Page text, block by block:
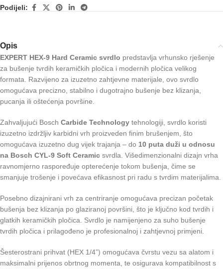
Podijeli:
Opis
EXPERT HEX-9 Hard Ceramic svrdlo predstavlja vrhunsko rješenje
za bušenje tvrdih keramičkih pločica i modernih pločica velikog
formata. Razvijeno za izuzetno zahtjevne materijale, ovo svrdlo
omogućava precizno, stabilno i dugotrajno bušenje bez klizanja,
pucanja ili oštećenja površine.
Zahvaljujući Bosch Carbide Technology tehnologiji, svrdlo koristi
izuzetno izdržljiv karbidni vrh proizveden finim brušenjem, što
omogućava izuzetno dug vijek trajanja – do 10 puta duži u odnosu
na Bosch CYL-9 Soft Ceramic svrdla. Višedimenzionalni dizajn vrha
ravnomjerno raspoređuje opterećenje tokom bušenja, čime se
smanjuje trošenje i povećava efikasnost pri radu s tvrdim materijalima.
Posebno dizajnirani vrh za centriranje omogućava precizan početak
bušenja bez klizanja po glaziranoj površini, što je ključno kod tvrdih i
glatkih keramičkih pločica. Svrdlo je namijenjeno za suho bušenje
tvrdih pločica i prilagođeno je profesionalnoj i zahtjevnoj primjeni.
Šesterostrani prihvat (HEX 1/4”) omogućava čvrstu vezu sa alatom i
maksimalni prijenos obrtnog momenta, te osigurava kompatibilnost s